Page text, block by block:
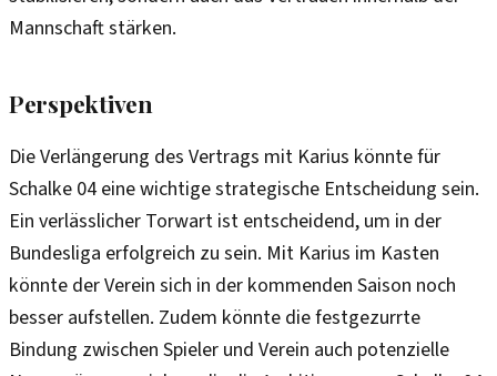
Mannschaft stärken.
Perspektiven
Die Verlängerung des Vertrags mit Karius könnte für
Schalke 04 eine wichtige strategische Entscheidung sein.
Ein verlässlicher Torwart ist entscheidend, um in der
Bundesliga erfolgreich zu sein. Mit Karius im Kasten
könnte der Verein sich in der kommenden Saison noch
besser aufstellen. Zudem könnte die festgezurrte
Bindung zwischen Spieler und Verein auch potenzielle